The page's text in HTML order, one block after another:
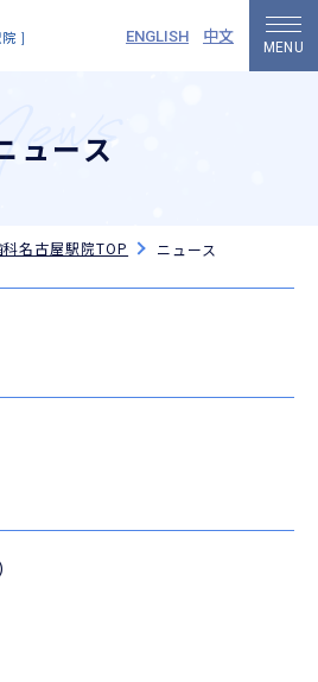
ENGLISH 中文
ュース
名古屋駅院TOP ニュース